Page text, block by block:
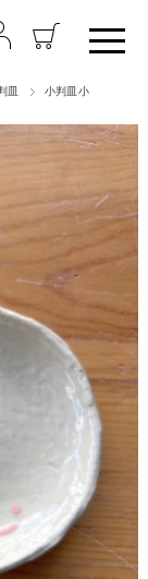
皿 小判皿小